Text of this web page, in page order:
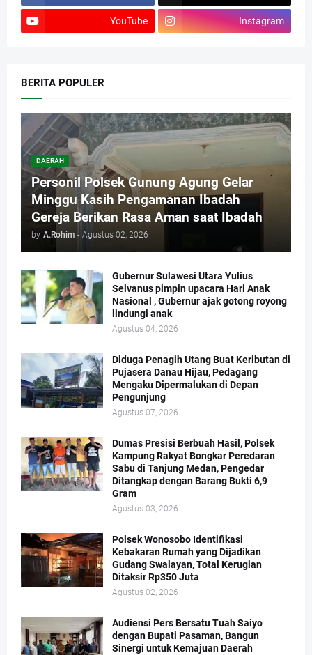
YouTube Instagram
BERITA POPULER
DAERAH
Personil Polsek Gunung Agung Gelar
Minggu Kasih Pengamanan Ibadah
Gereja Berikan Rasa Aman saat Ibadah
by A.Rohim - Agustus 02, 2026
Gubernur Sulawesi Utara Yulius
Selvanus pimpin upacara Hari Anak
Nasional , Gubernur ajak gotong royong
lindungi anak
Agustus 04, 2026
Diduga Penagih Utang Buat Keributan di
Pujasera Danau Hijau, Pedagang
Mengaku Dipermalukan di Depan
Pengunjung
Agustus 07, 2026
Dumas Presisi Berbuah Hasil, Polsek
Kampung Rakyat Bongkar Peredaran
Sabu di Tanjung Medan, Pengedar
Ditangkap dengan Barang Bukti 6,9
Gram
Agustus 03, 2026
Polsek Wonosobo Identifikasi
Kebakaran Rumah yang Dijadikan
Gudang Swalayan, Total Kerugian
Ditaksir Rp350 Juta
Agustus 02, 2026
Audiensi Pers Bersatu Tuah Saiyo
dengan Bupati Pasaman, Bangun
Sinergi untuk Kemajuan Daerah